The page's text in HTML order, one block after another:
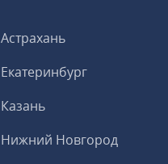
Астрахань
Екатеринбург
Казань
Нижний Новгород